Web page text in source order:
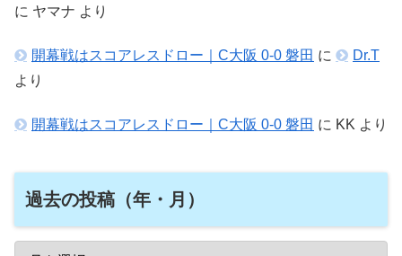
に ヤマナ より
開幕戦はスコアレスドロー｜C大阪 0-0 磐田 に
Dr.T
より
開幕戦はスコアレスドロー｜C大阪 0-0 磐田 に KK より
過去の投稿（年・月）